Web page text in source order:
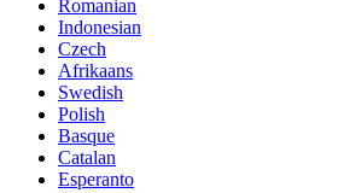
Romanian
Indonesian
Czech
Afrikaans
Swedish
Polish
Basque
Catalan
Esperanto